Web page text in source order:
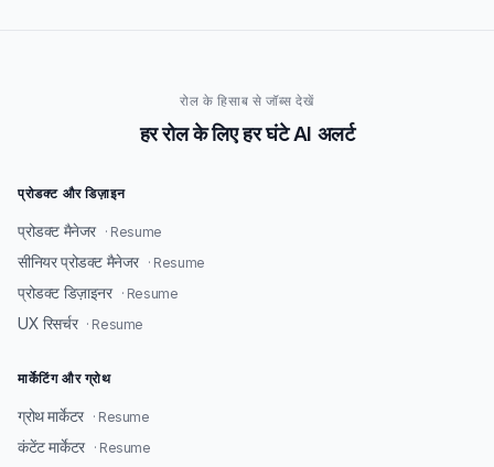
रोल के हिसाब से जॉब्स देखें
हर रोल के लिए हर घंटे AI अलर्ट
प्रोडक्ट और डिज़ाइन
प्रोडक्ट मैनेजर · Resume
सीनियर प्रोडक्ट मैनेजर · Resume
प्रोडक्ट डिज़ाइनर · Resume
UX रिसर्चर · Resume
मार्केटिंग और ग्रोथ
ग्रोथ मार्केटर · Resume
कंटेंट मार्केटर · Resume